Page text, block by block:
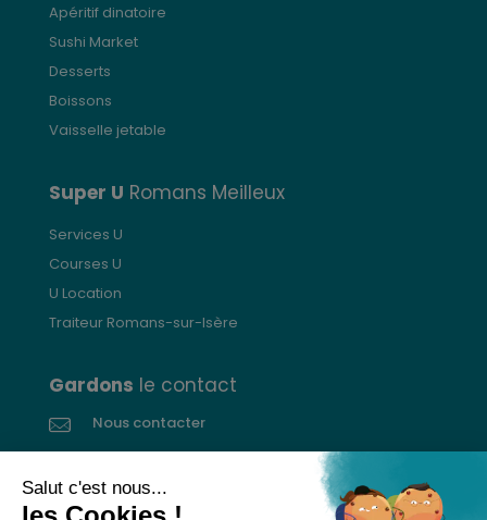
Apéritif dinatoire
Sushi Market
Desserts
Boissons
Vaisselle jetable
Super U Romans Meilleux
Services U
Courses U
U Location
Traiteur Romans-sur-Isère
Gardons le contact
Nous contacter